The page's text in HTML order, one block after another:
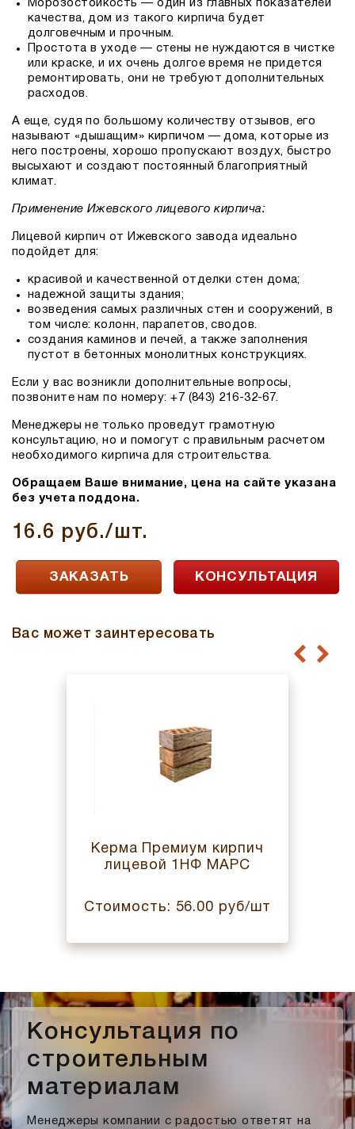
Морозостойкость — один из главных показателей
качества, дом из такого кирпича будет
долговечным и прочным.
Простота в уходе — стены не нуждаются в чистке
или краске, и их очень долгое время не придется
ремонтировать, они не требуют дополнительных
расходов.
А еще, судя по большому количеству отзывов, его
называют «дышащим» кирпичом — дома, которые из
него построены, хорошо пропускают воздух, быстро
высыхают и создают постоянный благоприятный
климат.
Применение Ижевского лицевого кирпича:
Лицевой кирпич от Ижевского завода идеально
подойдет для:
красивой и качественной отделки стен дома;
надежной защиты здания;
возведения самых различных стен и сооружений, в
том числе: колонн, парапетов, сводов.
создания каминов и печей, а также заполнения
пустот в бетонных монолитных конструкциях.
Если у вас возникли дополнительные вопросы,
позвоните нам по номеру: +7 (843) 216-32-67.
Менеджеры не только проведут грамотную
консультацию, но и помогут с правильным расчетом
необходимого кирпича для строительства.
Обращаем Ваше внимание, цена на сайте указана
без учета поддона.
16.6 руб./шт.
ЗАКАЗАТЬ КОНСУЛЬТАЦИЯ
Вас может заинтересовать
Керма Премиум кирпич
лицевой 1НФ МАРС
Стоимость: 56.00 руб/шт
Консультация по
строительным
материалам
Менеджеры компании с радостью ответят на